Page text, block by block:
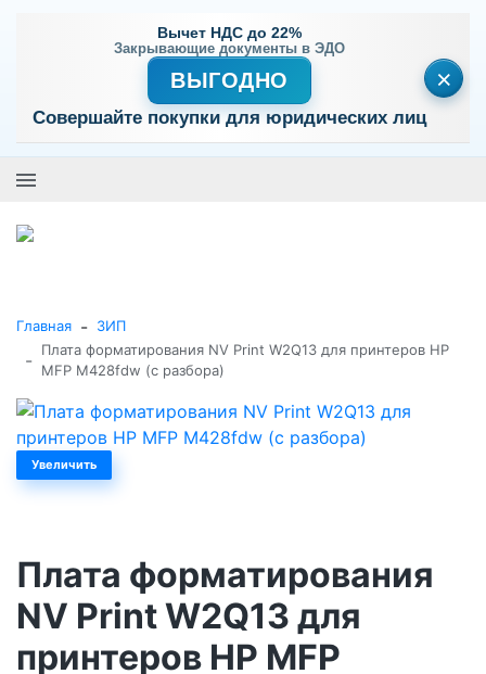
Вычет НДС до 22%
Закрывающие документы в ЭДО
ВЫГОДНО
Совершайте покупки для юридических лиц
×
Главная - ЗИП
-
Плата форматирования NV Print W2Q13 для принтеров HP
MFP M428fdw (с разбора)
Увеличить
Плата форматирования
NV Print W2Q13 для
принтеров HP MFP